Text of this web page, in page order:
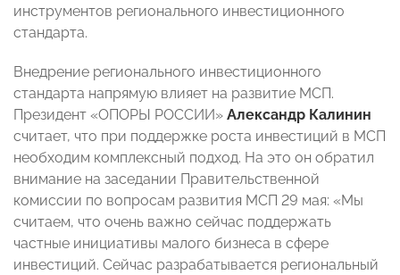
инструментов регионального инвестиционного
стандарта.
Внедрение регионального инвестиционного
стандарта напрямую влияет на развитие МСП.
Президент «ОПОРЫ РОССИИ» Александр Калинин
считает, что при поддержке роста инвестиций в МСП
необходим комплексный подход. На это он обратил
внимание на заседании Правительственной
комиссии по вопросам развития МСП 29 мая: «Мы
считаем, что очень важно сейчас поддержать
частные инициативы малого бизнеса в сфере
инвестиций. Сейчас разрабатывается региональный